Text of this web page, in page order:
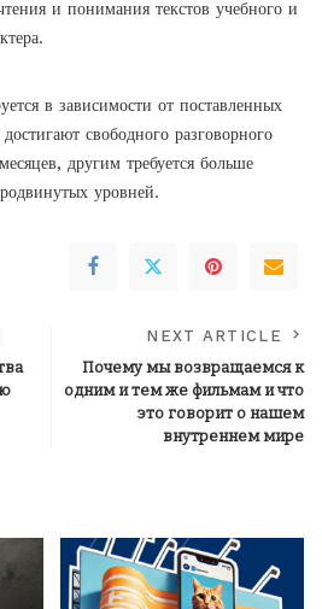
и понимания текстов учебного и
в зависимости от поставленных
свободного разговорного
другим требуется больше
уровней.
NEXT ARTICLE
Почему мы возвращаемся к
одним и тем же фильмам и что
это говорит о нашем
внутреннем мире